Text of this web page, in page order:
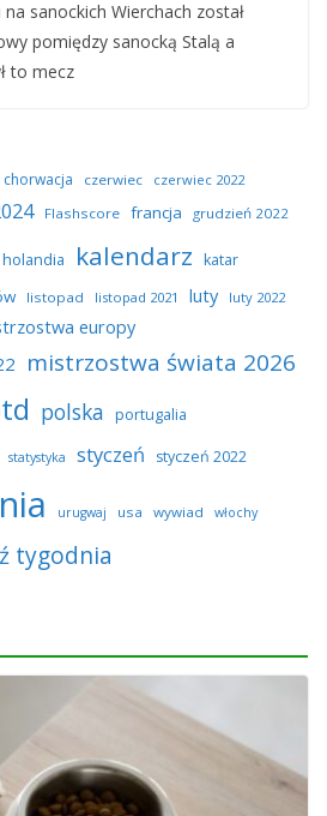
sanockich Wierchach został
pomiędzy sanocką Stalą a
to mecz
chorwacja czerwiec
czerwiec 2022
Flashscore francja grudzień 2022
holandia kalendarz katar
listopad listopad 2021 luty
luty 2022
europy
mistrzostwa świata 2026
polska portugalia
statystyka styczeń styczeń 2022
urugwaj usa wywiad włochy
tygodnia